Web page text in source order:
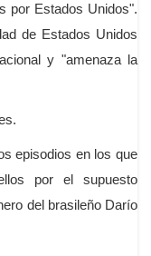
por Estados Unidos".
de Estados Unidos
y "amenaza la
episodios en los que
por el supuesto
del brasileño Darío